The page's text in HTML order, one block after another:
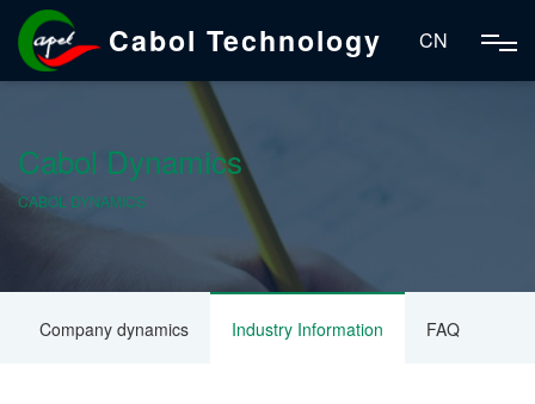
Cabol Technology CN
Cabol Dynamics
CABOL DYNAMICS
Company dynamics Industry Information FAQ